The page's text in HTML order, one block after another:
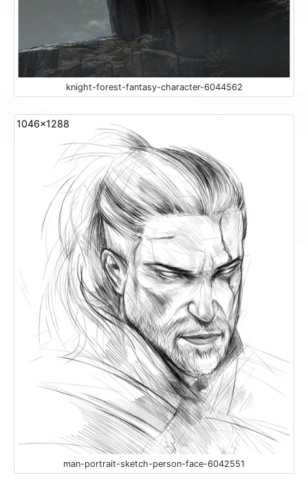
knight-forest-fantasy-character-6044562
1046x1288
man-portrait-sketch-person-face-6042551